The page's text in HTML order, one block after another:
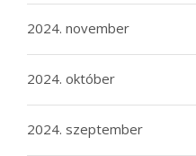
2024. november
2024. október
2024. szeptember